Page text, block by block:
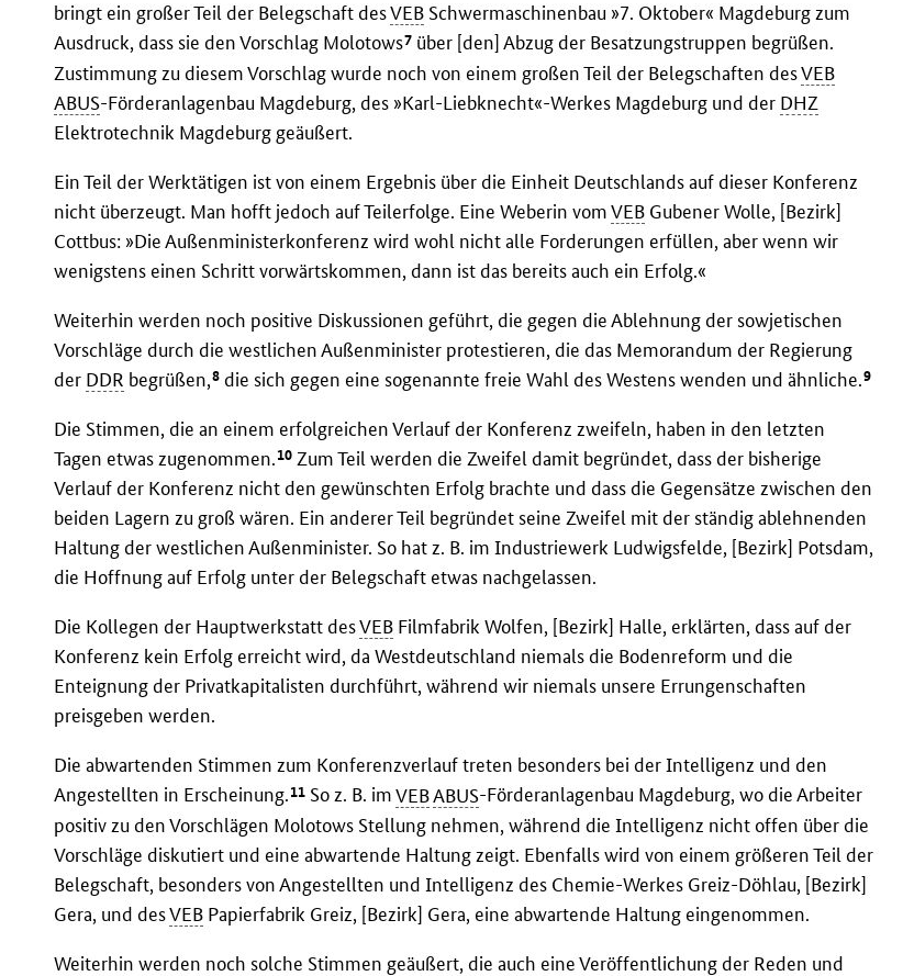
bringt ein großer Teil der Belegschaft desVEB Schwermaschinenbau »7. Oktober« Magdeburg zum
Ausdruck, dass sie den Vorschlag Molotows7 über [den] Abzug der Besatzungstruppen begrüßen.
Zustimmung zu diesem Vorschlag wurde noch von einem großen Teil der Belegschaften desVEB
ABUS-Förderanlagenbau Magdeburg, des »Karl-Liebknecht«-Werkes Magdeburg und der DHZ
Elektrotechnik Magdeburg geäußert.
Ein Teil der Werktätigen ist von einem Ergebnis über die Einheit Deutschlands auf dieser Konferenz
nicht überzeugt. Man hofft jedoch auf Teilerfolge. Eine Weberin vomVEB Gubener Wolle, [Bezirk]
Cottbus: »Die Außenministerkonferenz wird wohl nicht alle Forderungen erfüllen, aber wenn wir
wenigstens einen Schritt vorwärtskommen, dann ist das bereits auch ein Erfolg.«
Weiterhin werden noch positive Diskussionen geführt, die gegen die Ablehnung der sowjetischen
Vorschläge durch die westlichen Außenminister protestieren, die das Memorandum der Regierung
der DDR begrüßen,8 die sich gegen eine sogenannte freie Wahl des Westens wenden und ähnliche.9
Die Stimmen, die an einem erfolgreichen Verlauf der Konferenz zweifeln, haben in den letzten
Tagen etwas zugenommen.10 Zum Teil werden die Zweifel damit begründet, dass der bisherige
Verlauf der Konferenz nicht den gewünschten Erfolg brachte und dass die Gegensätze zwischen den
beiden Lagern zu groß wären. Ein anderer Teil begründet seine Zweifel mit der ständig ablehnenden
Haltung der westlichen Außenminister. So hat z. B. im Industriewerk Ludwigsfelde, [Bezirk] Potsdam,
die Hoffnung auf Erfolg unter der Belegschaft etwas nachgelassen.
Die Kollegen der Hauptwerkstatt desVEB Filmfabrik Wolfen, [Bezirk] Halle, erklärten, dass auf der
Konferenz kein Erfolg erreicht wird, da Westdeutschland niemals die Bodenreform und die
Enteignung der Privatkapitalisten durchführt, während wir niemals unsere Errungenschaften
preisgeben werden.
Die abwartenden Stimmen zum Konferenzverlauf treten besonders bei der Intelligenz und den
Angestellten in Erscheinung.11 So z. B. imVEBABUS-Förderanlagenbau Magdeburg, wo die Arbeiter
positiv zu den Vorschlägen Molotows Stellung nehmen, während die Intelligenz nicht offen über die
Vorschläge diskutiert und eine abwartende Haltung zeigt. Ebenfalls wird von einem größeren Teil der
Belegschaft, besonders von Angestellten und Intelligenz des Chemie-Werkes Greiz-Döhlau, [Bezirk]
Gera, und desVEB Papierfabrik Greiz, [Bezirk] Gera, eine abwartende Haltung eingenommen.
Weiterhin werden noch solche Stimmen geäußert, die auch eine Veröffentlichung der Reden und